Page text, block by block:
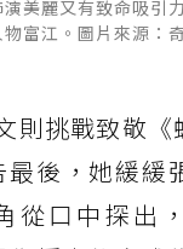
美麗又有致命吸引
富江。圖片來源：
則挑戰致敬《
後，她緩緩
從口中探出